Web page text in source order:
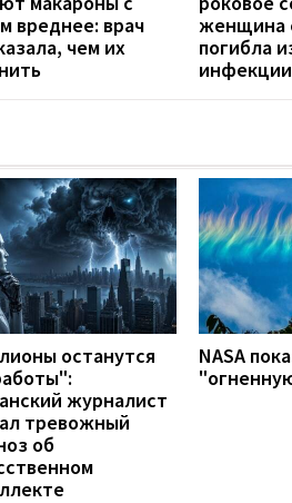
вреднее: врач
чем их
женщина
погибла
инфекции
останутся
журналист
тревожный
об
NASA